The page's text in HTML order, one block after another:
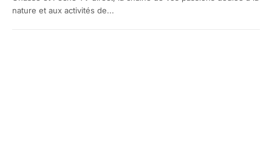
nature et aux activités de...